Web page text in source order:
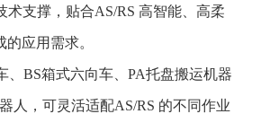
术支撑，贴合AS/RS 高智能、高柔
应用需求。
、BS箱式六向车、PA托盘搬运机器
人，可灵活适配AS/RS 的不同作业